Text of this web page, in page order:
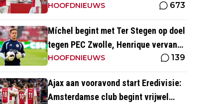
tegen PEC Zwolle
HOOFDNIEUWS 673
Míchel begint met Ter Stegen op doel
tegen PEC Zwolle, Henrique vervangt
Wijndal
HOOFDNIEUWS 139
Ajax aan vooravond start Eredivisie:
Amsterdamse club begint vrijwel